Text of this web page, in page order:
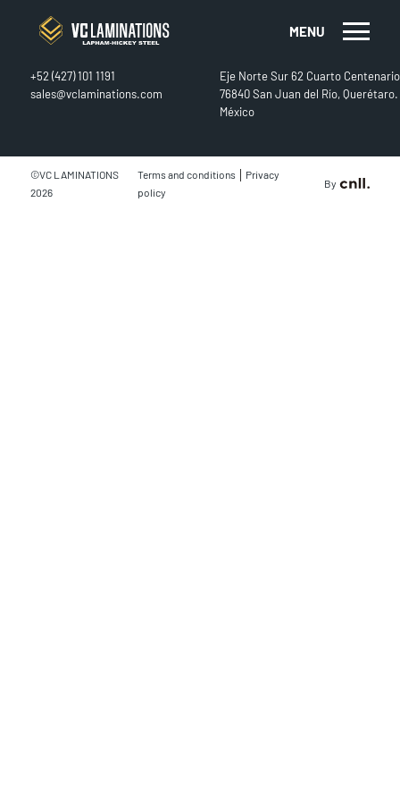
MENU
CONTACT
+52 (427) 101 1191
sales@vclaminations.com
Eje Norte Sur 62 Cuarto Centenario
76840 San Juan del Río, Querétaro.
México
©VC LAMINATIONS
2026
Terms and conditions | Privacy
policy
By